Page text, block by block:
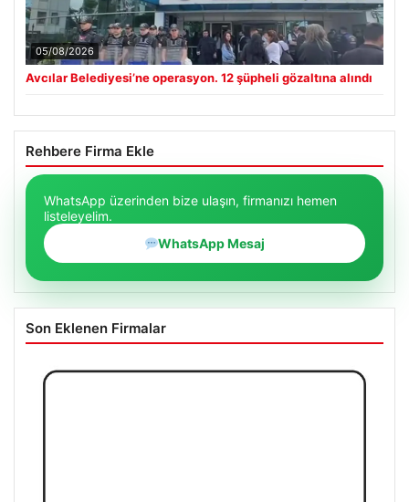
05/08/2026
Avcılar Belediyesi’ne operasyon. 12 şüpheli gözaltına alındı
Rehbere Firma Ekle
WhatsApp üzerinden bize ulaşın, firmanızı hemen
listeleyelim.
WhatsApp Mesaj
Son Eklenen Firmalar